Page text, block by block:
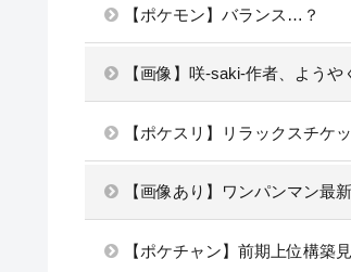
【ポケモン】バランス…？
【画像】咲-saki-作者、よう
【ポケスリ】リラックスチケ
【画像あり】ワンパンマン最
【ポケチャン】前期上位構築